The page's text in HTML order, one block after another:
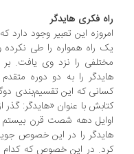
فکری هایدگر
این تعبیر وجود دارد که
راه همواره را طی نکرده و
را نزد وی یافت. بر این
را به دو دوره متقدم و
که این تقسیم‌بندی دوگانه را
با عنوان «هایدگر: گذر از
دهه شصت قرن بیستم این
را در این خصوص جویا شده
در این خصوص که کدام اثر یا